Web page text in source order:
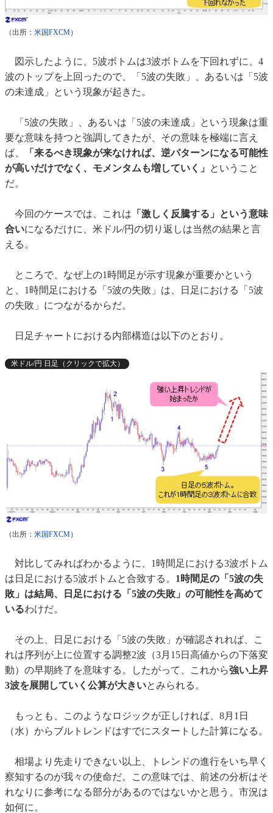
（出所： 米国FXCM）
図示したように、5波ボトムは3波ボトムを下回れずに、4
波のトップを上回ったので、「5波の失敗」、あるいは「5波
の未達成」という現象が起きた。
「5波の失敗」、あるいは「5波の未達成」という現象は重
要な意味を持つと強調してきたが、その意味を極端に言え
ば、
「来るべき現象が来なければ、逆パターンになる可能性
が高いだけでなく、モメンタムも増していく」
ということ
だ。
今回のケースでは、これは 「激しく反騰する」という意味
合いになるだけに、米ドル/円の切り返しは当然の結果と言
える。
ところで、なぜ上の1時間足が示す現象が重要かという
と、1時間足における「5波の失敗」は、日足における「5波
の失敗」につながるからだ。
日足チャートにおける内部構造は以下のとおり。
米ドル/円 日足（クリックで拡大）
（出所： 米国FXCM）
対比してみればわかるように、1時間足における3波ボトム
は日足における5波ボトムと合致する。 1時間足の「5波の失
敗」は結局、日足における「5波の失敗」の可能性を高めて
いるわけだ。
その上、日足における「5波の失敗」が確認されれば、こ
れは序列が上に位置する調整2波（3月15日高値からの下落変
動）の早期終了を意味する。したがって、これから強い上昇
3波を展開していく公算が大きいとみられる。
もっとも、このようなロジックが正しければ、8月1日
（水）からブルトレンドはすでにスタートした計算になる。
相場より先走りできない以上、トレンドの進行をいち早く
察知するのが我々の使命だ。この意味では、前述の分析はそ
れなりに参考になる部分があるのではないかと思う。市況は
如何に。